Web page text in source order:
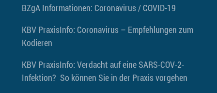
BZgAInformationen: Coronavirus / COVID-19
KBV PraxisInfo: Coronavirus – Empfehlungen zum
Kodieren
KBV PraxisInfo: Verdacht auf eine SARS-COV-2-
Infektion? So können Sie in der Praxis vorgehen